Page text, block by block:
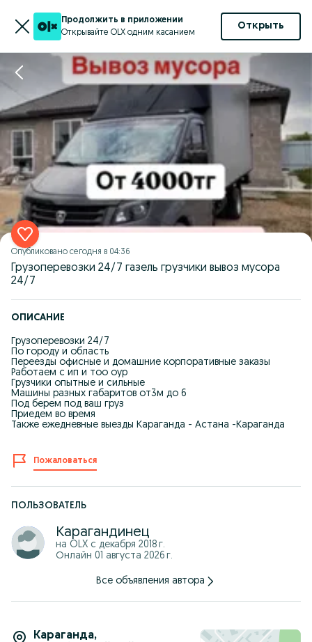
Продолжить в приложении
Открывайте OLX одним касанием
Открыть
Опубликовано сегодня в 04:36
Грузоперевозки 24/7 газель грузчики вывоз мусора
24/7
ОПИСАНИЕ
Грузоперевозки 24/7
По городу и область
Переезды офисные и домашние корпоративные заказы
Работаем с ип и тоо оур
Грузчики опытные и сильные
Машины разных габаритов от3м до 6
Под берем под ваш груз
Приедем во время
Также ежедневные выезды Караганда - Астана -Караганда
Пожаловаться
ПОЛЬЗОВАТЕЛЬ
Карагандинец
на OLX с декабря 2018 г.
Онлайн 01 августа 2026 г.
Все объявления автора
Караганда,